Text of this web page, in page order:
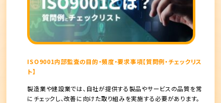
ISO9001内部監査の目的・頻度・要求事項【質問例・チェックリス
ト】
製造業や建設業では、自社が提供する製品やサービスの品質を常
にチェックし、改善に向けた取り組みを実施する必要があります。